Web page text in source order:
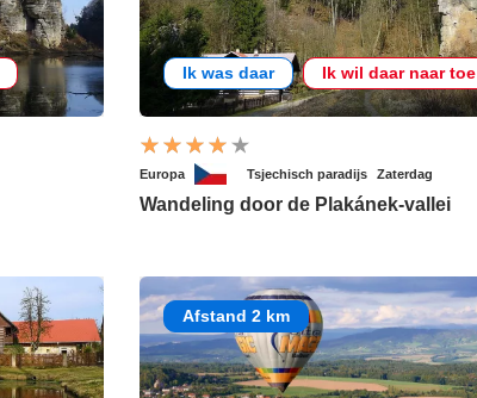
Ik was daar Ik wil daar naar toe
Europa Tsjechisch paradijs Zaterdag
Wandeling door de Plakánek-vallei
Afstand 2 km